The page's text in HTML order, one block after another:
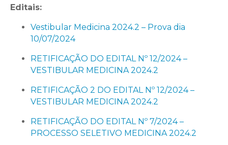
Editais:
Vestibular Medicina 2024.2 – Prova dia
10/07/2024
RETIFICAÇÃO DO EDITAL Nº 12/2024 –
VESTIBULAR MEDICINA 2024.2
RETIFICAÇÃO 2 DO EDITAL Nº 12/2024 –
VESTIBULAR MEDICINA 2024.2
RETIFICAÇÃO DO EDITAL Nº 7/2024 –
PROCESSO SELETIVO MEDICINA 2024.2